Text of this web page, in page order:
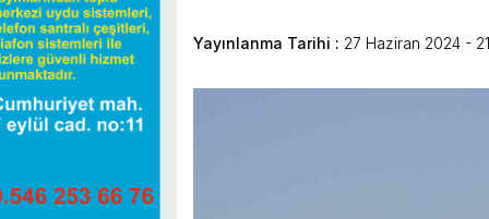
Yayınlanma Tarihi : 27 Haziran 2024 -